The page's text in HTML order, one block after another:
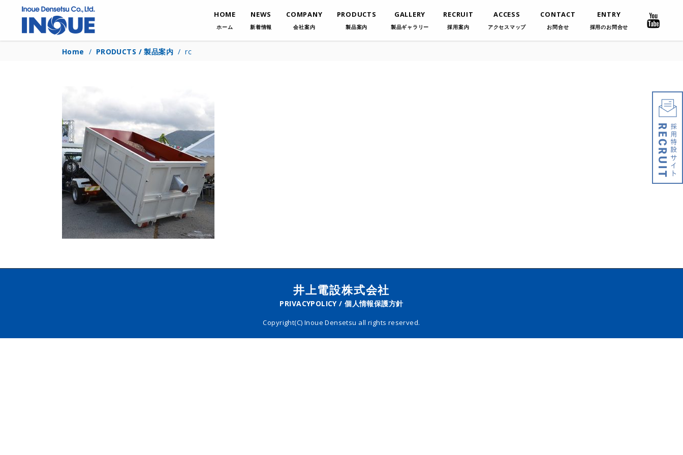
HOME
ホーム
NEWS
新着情報
COMPANY
会社案内
PRODUCTS
製品案内
GALLERY
製品ギャラリー
RECRUIT
採用案内
ACCESS
アクセスマップ
CONTACT
お問合せ
ENTRY
採用のお問合せ
Home / PRODUCTS / 製品案内 /rc
井上電設株式会社
PRIVACYPOLICY / 個人情報保護方針
Copyright(C) Inoue Densetsu all rights reserved.